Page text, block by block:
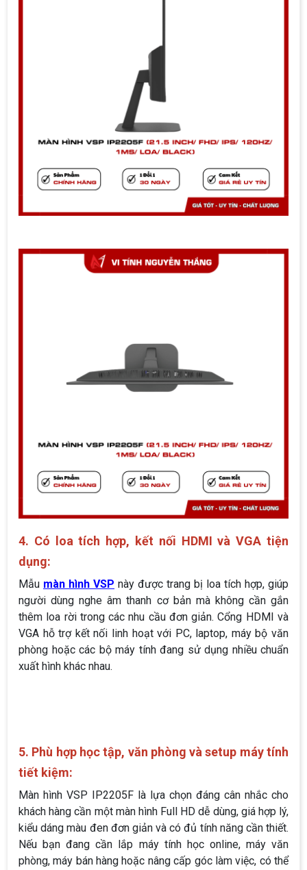
4. Có loa tích hợp, kết nối HDMI và VGA tiện
dụng:
Mẫu màn hình VSP này được trang bị loa tích hợp, giúp
người dùng nghe âm thanh cơ bản mà không cần gắn
thêm loa rời trong các nhu cầu đơn giản. Cổng HDMI và
VGA hỗ trợ kết nối linh hoạt với PC, laptop, máy bộ văn
phòng hoặc các bộ máy tính đang sử dụng nhiều chuẩn
xuất hình khác nhau.
5. Phù hợp học tập, văn phòng và setup máy tính
tiết kiệm:
Màn hình VSP IP2205F là lựa chọn đáng cân nhắc cho
khách hàng cần một màn hình Full HD dễ dùng, giá hợp lý,
kiểu dáng màu đen đơn giản và có đủ tính năng cần thiết.
Nếu bạn đang cần lắp máy tính học online, máy văn
phòng, máy bán hàng hoặc nâng cấp góc làm việc, có thể